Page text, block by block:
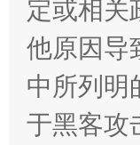
定或相关
他原因导
中所列明
于黑客攻